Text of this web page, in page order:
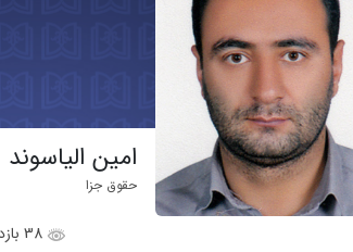
امین الیاسوند
حقوق جزا